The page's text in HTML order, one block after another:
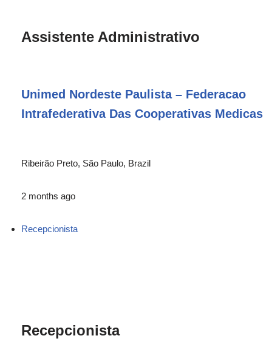
Assistente Administrativo
Unimed Nordeste Paulista – Federacao
Intrafederativa Das Cooperativas Medicas
Ribeirão Preto, São Paulo, Brazil
2 months ago
Recepcionista
Recepcionista